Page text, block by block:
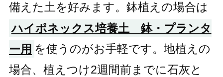
備えた土を好みます。鉢植えの場合は
ハイポネックス培養土 鉢・プランタ
ー用 を使うのがお手軽です。地植えの
場合、植えつけ2週間前までに石灰と